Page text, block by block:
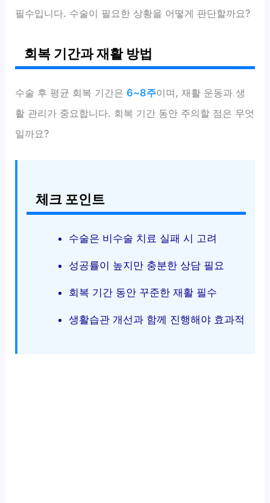
필수입니다. 수술이 필요한 상황을 어떻게 판단할까요?
회복 기간과 재활 방법
수술 후 평균 회복 기간은6~8주이며, 재활 운동과 생
활 관리가 중요합니다. 회복 기간 동안 주의할 점은 무엇
일까요?
체크 포인트
수술은 비수술 치료 실패 시 고려
성공률이 높지만 충분한 상담 필요
회복 기간 동안 꾸준한 재활 필수
생활습관 개선과 함께 진행해야 효과적